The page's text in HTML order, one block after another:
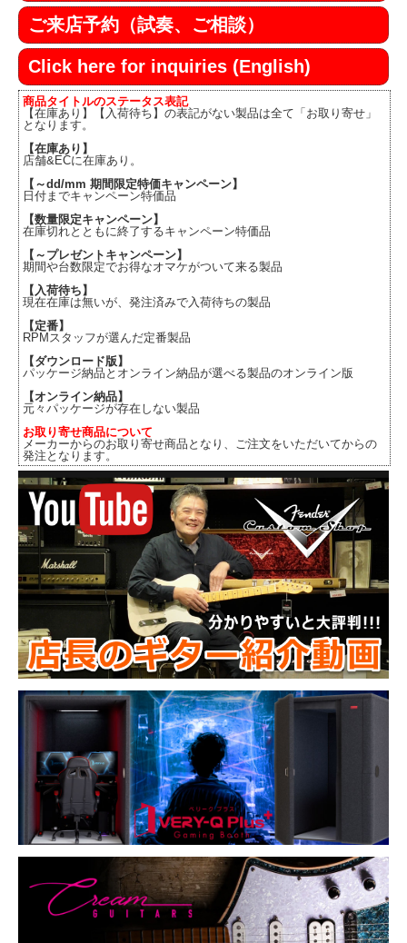
ご来店予約（試奏、ご相談）
Click here for inquiries (English)
商品タイトルのステータス表記
【在庫あり】【入荷待ち】の表記がない製品は全て「お取り寄せ」
となります。
【在庫あり】
店舗&ECに在庫あり。
【～dd/mm 期間限定特価キャンペーン】
日付までキャンペーン特価品
【数量限定キャンペーン】
在庫切れとともに終了するキャンペーン特価品
【～プレゼントキャンペーン】
期間や台数限定でお得なオマケがついて来る製品
【入荷待ち】
現在在庫は無いが、発注済みで入荷待ちの製品
【定番】
RPMスタッフが選んだ定番製品
【ダウンロード版】
パッケージ納品とオンライン納品が選べる製品のオンライン版
【オンライン納品】
元々パッケージが存在しない製品
お取り寄せ商品について
メーカーからのお取り寄せ商品となり、ご注文をいただいてからの
発注となります。